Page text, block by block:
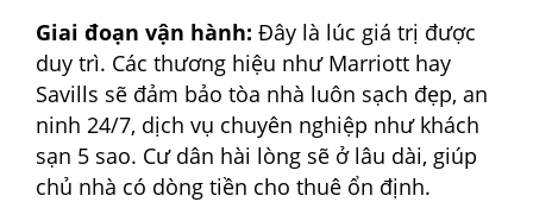
Giai đoạn vận hành: Đây là lúc giá trị được
duy trì. Các thương hiệu như Marriott hay
Savills sẽ đảm bảo tòa nhà luôn sạch đẹp, an
ninh 24/7, dịch vụ chuyên nghiệp như khách
sạn 5 sao. Cư dân hài lòng sẽ ở lâu dài, giúp
chủ nhà có dòng tiền cho thuê ổn định.